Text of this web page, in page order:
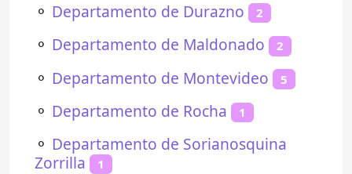
⚬ Departamento de Durazno 2
⚬ Departamento de Maldonado 2
⚬ Departamento de Montevideo 5
⚬ Departamento de Rocha 1
⚬ Departamento de Sorianosquina
Zorrilla
1